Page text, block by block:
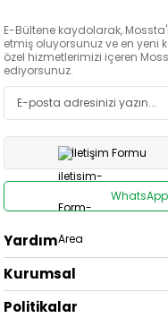
E-Bültene kaydolarak,
etmiş oluyorsunuz ve en yeni
özel hizmetlerimizi içeren
ediyorsunuz.
İletişim Formu
Yardım
Kurumsal
Politikalar